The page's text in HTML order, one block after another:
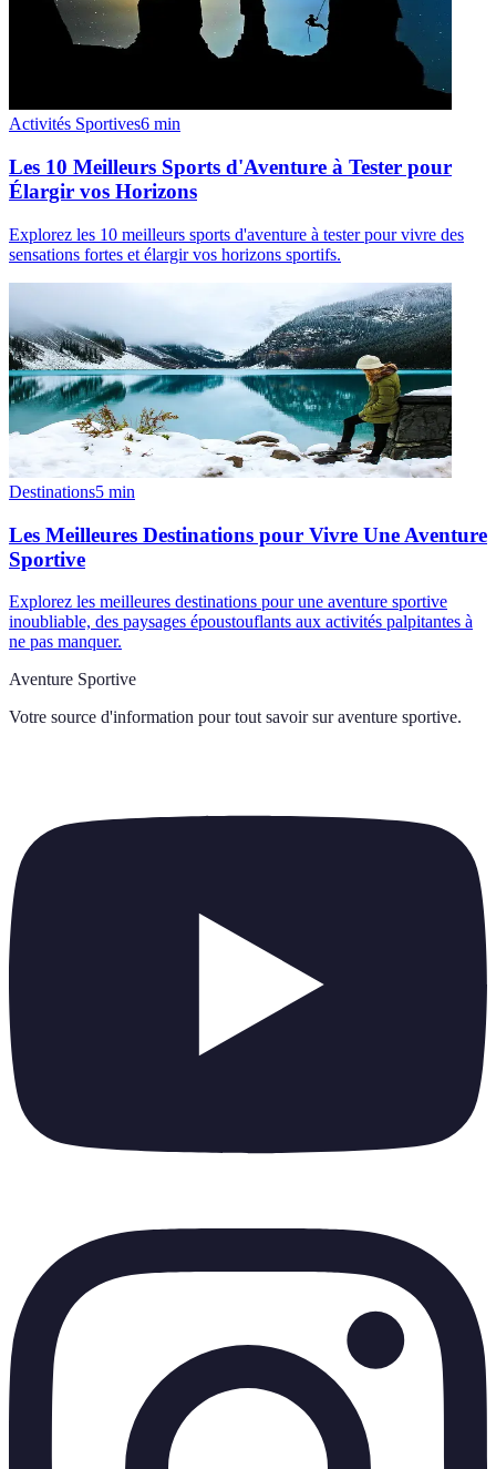
Activités Sportives6 min
Les 10 Meilleurs Sports d'Aventure à Tester pour
Élargir vos Horizons
Explorez les 10 meilleurs sports d'aventure à tester pour vivre des
sensations fortes et élargir vos horizons sportifs.
Destinations5 min
Les Meilleures Destinations pour Vivre Une Aventure
Sportive
Explorez les meilleures destinations pour une aventure sportive
inoubliable, des paysages époustouflants aux activités palpitantes à
ne pas manquer.
Aventure Sportive
Votre source d'information pour tout savoir sur aventure sportive.